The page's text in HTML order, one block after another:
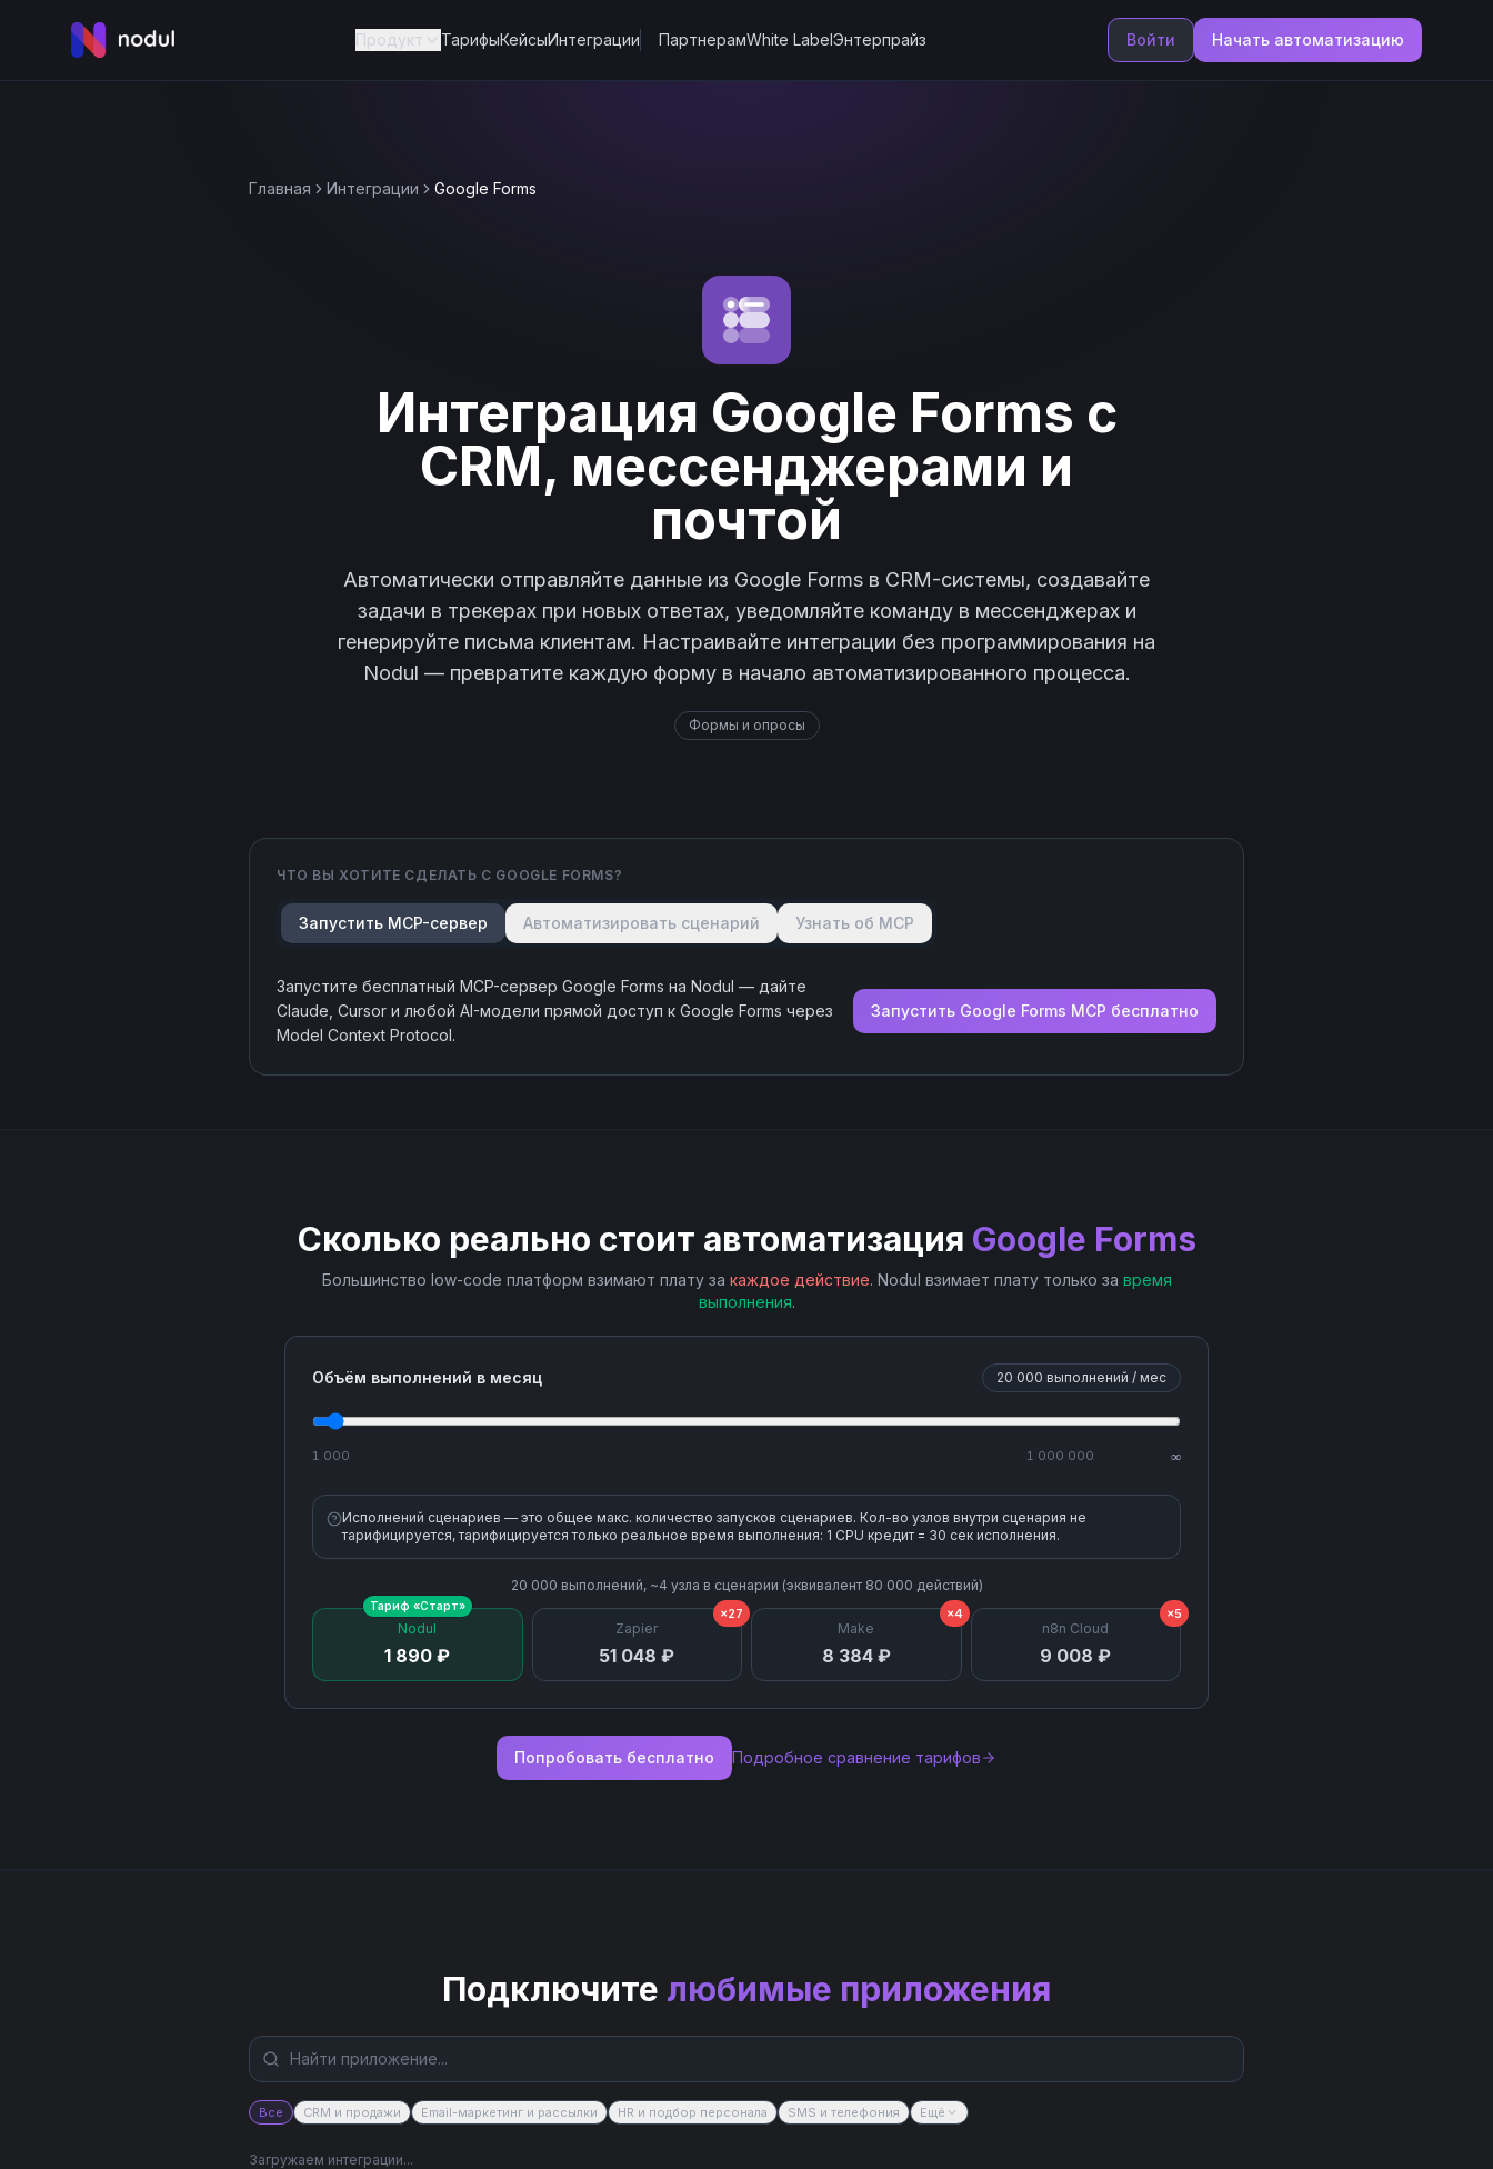
Продукт ТарифыКейсыИнтеграции ПартнерамWhite LabelЭнтерпрайз Войти Начать автоматизацию
Главная Интеграции Google Forms
Интеграция Google Forms с
CRM, мессенджерами и
почтой
Автоматически отправляйте данные из Google Forms в CRM-системы, создавайте
задачи в трекерах при новых ответах, уведомляйте команду в мессенджерах и
генерируйте письма клиентам. Настраивайте интеграции без программирования на
Nodul — превратите каждую форму в начало автоматизированного процесса.
Формы и опросы
ЧТО ВЫ ХОТИТЕ СДЕЛАТЬ С GOOGLE FORMS?
Запустить MCP-сервер Автоматизировать сценарий Узнать об MCP
Запустите бесплатный MCP-сервер Google Forms на Nodul — дайте
Claude, Cursor и любой AI-модели прямой доступ к Google Forms через
Model Context Protocol.
Запустить Google Forms MCP бесплатно
Сколько реально стоит автоматизация Google Forms
Большинство low-code платформ взимают плату за каждое действие. Nodul взимает плату только за время
выполнения.
Объём выполнений в месяц 20 000 выполнений / мес
1 000 1 000 000 ∞
Исполнений сценариев — это общее макс. количество запусков сценариев. Кол-во узлов внутри сценария не
тарифицируется, тарифицируется только реальное время выполнения: 1 CPU кредит = 30 сек исполнения.
20 000 выполнений, ~4 узла в сценарии (эквивалент 80 000 действий)
Nodul
1 890 ₽
Тариф «Старт»
Zapier
51 048 ₽
×27
Make
8 384 ₽
×4
n8n Cloud
9 008 ₽
×5
Попробовать бесплатно Подробное сравнение тарифов
Подключите любимые приложения
Все CRM и продажи Email-маркетинг и рассылки HR и подбор персонала SMS и телефония Ещё
Загружаем интеграции...